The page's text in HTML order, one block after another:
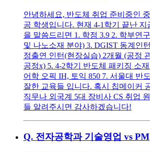
안녕하세요, 반도체 취업 준비중인
공 학생입니다. 현재 4-1학기 끝난 지
을 말씀드리면 1. 학점 3.9 2. 학부연
및 나노소재 분야) 3. DGIST 동계인
정출연 인턴(현장실습) 2개월 (공정
공정x) 5. 4-2학기 반도체 패키징 소
어학 오픽 IH, 토익 850 7. 서울대 반
잘한 교육들 입니다. 혹시 칩메이커
직무나 외국계 5대 장비사 CS 취업
들 알려주시면 감사하겠습니다!
Q. 전자공학과 기술영업 vs PM